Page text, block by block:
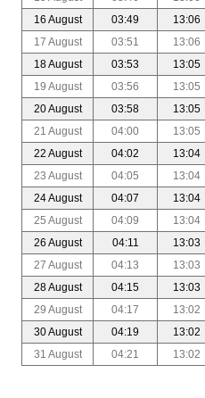
16 August
03:49 13:06
17 August
03:51 13:06
18 August
03:53 13:05
19 August
03:56 13:05
20 August
03:58 13:05
21 August
04:00 13:05
22 August
04:02 13:04
23 August
04:05 13:04
24 August
04:07 13:04
25 August
04:09 13:04
26 August
04:11 13:03
27 August
04:13 13:03
28 August
04:15 13:03
29 August
04:17 13:02
30 August
04:19 13:02
31 August
04:21 13:02